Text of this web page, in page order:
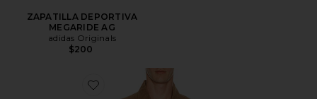
ZAPATILLA DEPORTIVA
MEGARIDE AG
adidas Originals
$200
Favorite CAMISA